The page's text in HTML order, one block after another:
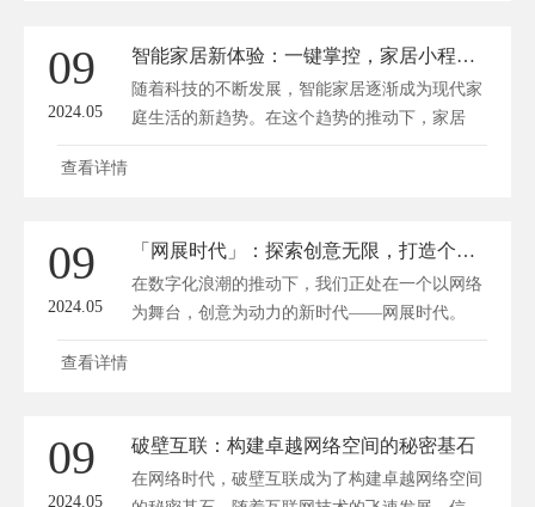
09
2024.05
智能家居新体验：一键掌控，家居小程序让生活更轻松
随着科技的不断发展，智能家居逐渐成为现代家
庭生活的新趋势。在这个趋势的推动下，家居
小...
查看详情
09
2024.05
「网展时代」：探索创意无限，打造个性化网页展示新纪元
在数字化浪潮的推动下，我们正处在一个以网络
为舞台，创意为动力的新时代——网展时代。
这...
查看详情
09
2024.05
破壁互联：构建卓越网络空间的秘密基石
在网络时代，破壁互联成为了构建卓越网络空间